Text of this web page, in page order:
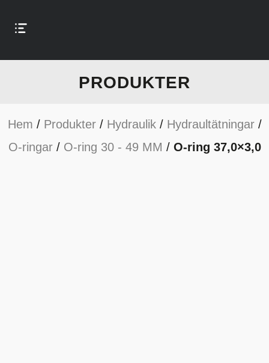
PRODUKTER
Hem / Produkter/ Hydraulik/ Hydraultätningar/
O-ringar/ O-ring 30 - 49 MM / O-ring 37,0×3,0